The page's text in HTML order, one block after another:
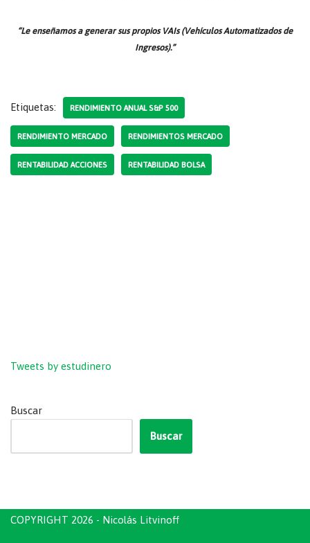
“Le enseñamos a generar sus propios VAIs (Vehículos Automatizados de
Ingresos).”
Etiquetas: RENDIMIENTO ANUAL S&P 500
RENDIMIENTO MERCADO RENDIMIENTOS MERCADO
RENTABILIDAD ACCIONES RENTABILIDAD BOLSA
Tweets by estudinero
Buscar
Buscar
COPYRIGHT 2026 - Nicolás Litvinoff